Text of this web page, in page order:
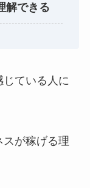
解できる
ている人に
が稼げる理